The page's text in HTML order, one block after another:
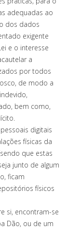
adequadas ao
dos dados
exigente
e o interesse
a
por todos
de modo a
bem como,
digitais
físicas da
que estas
junto de algum
ficam
físicos
si, encontram-se
Dão, ou de um